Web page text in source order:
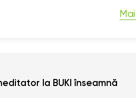
la BUKI înseamnă